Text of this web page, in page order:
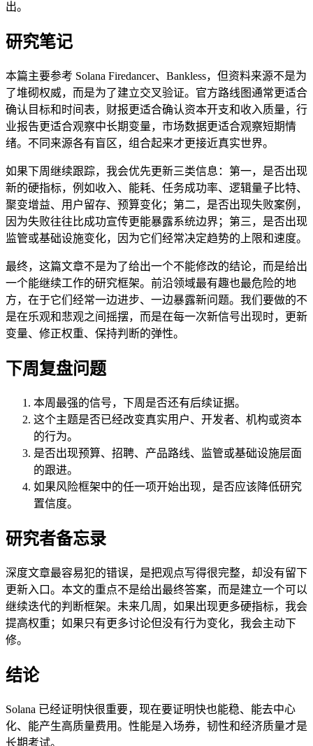
出。
研究笔记
本篇主要参考 Solana Firedancer、Bankless，但资料来源不是为
了堆砌权威，而是为了建立交叉验证。官方路线图通常更适合
确认目标和时间表，财报更适合确认资本开支和收入质量，行
业报告更适合观察中长期变量，市场数据更适合观察短期情
绪。不同来源各有盲区，组合起来才更接近真实世界。
如果下周继续跟踪，我会优先更新三类信息：第一，是否出现
新的硬指标，例如收入、能耗、任务成功率、逻辑量子比特、
聚变增益、用户留存、预算变化；第二，是否出现失败案例，
因为失败往往比成功宣传更能暴露系统边界；第三，是否出现
监管或基础设施变化，因为它们经常决定趋势的上限和速度。
最终，这篇文章不是为了给出一个不能修改的结论，而是给出
一个能继续工作的研究框架。前沿领域最有趣也最危险的地
方，在于它们经常一边进步、一边暴露新问题。我们要做的不
是在乐观和悲观之间摇摆，而是在每一次新信号出现时，更新
变量、修正权重、保持判断的弹性。
下周复盘问题
本周最强的信号，下周是否还有后续证据。
这个主题是否已经改变真实用户、开发者、机构或资本
的行为。
是否出现预算、招聘、产品路线、监管或基础设施层面
的跟进。
如果风险框架中的任一项开始出现，是否应该降低研究
置信度。
研究者备忘录
深度文章最容易犯的错误，是把观点写得很完整，却没有留下
更新入口。本文的重点不是给出最终答案，而是建立一个可以
继续迭代的判断框架。未来几周，如果出现更多硬指标，我会
提高权重；如果只有更多讨论但没有行为变化，我会主动下
修。
结论
Solana 已经证明快很重要，现在要证明快也能稳、能去中心
化、能产生高质量费用。性能是入场券，韧性和经济质量才是
长期考试。